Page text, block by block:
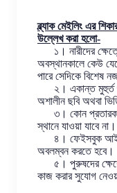
ব্ল্যাক মেইলিং এর
উল্লেখ করা হলো-
১। নারীদের
অবস্থানকালে কেউ
পারে সেদিকে বিশেষ
২। একান্ত মুহুর্ত
অশালীন ছবি অথবা
৩। কোন প্রতারক
স্থানে যাওয়া যাবে না।
৪। ফেইসবুক
অবলম্বন করতে হবে।
৫। পুরুষদের
কাজ করার সুযোগ